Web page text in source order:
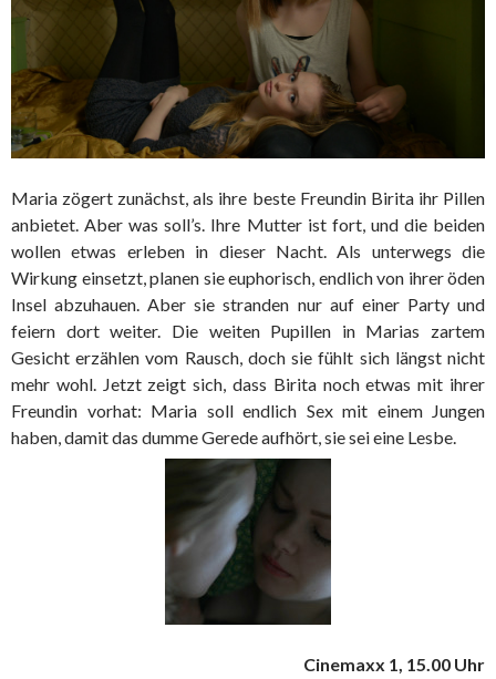
Maria zögert zunächst, als ihre beste Freundin Birita ihr Pillen
anbietet. Aber was soll’s. Ihre Mutter ist fort, und die beiden
wollen etwas erleben in dieser Nacht. Als unterwegs die
Wirkung einsetzt, planen sie euphorisch, endlich von ihrer öden
Insel abzuhauen. Aber sie stranden nur auf einer Party und
feiern dort weiter. Die weiten Pupillen in Marias zartem
Gesicht erzählen vom Rausch, doch sie fühlt sich längst nicht
mehr wohl. Jetzt zeigt sich, dass Birita noch etwas mit ihrer
Freundin vorhat: Maria soll endlich Sex mit einem Jungen
haben, damit das dumme Gerede aufhört, sie sei eine Lesbe.
Cinemaxx 1, 15.00 Uhr